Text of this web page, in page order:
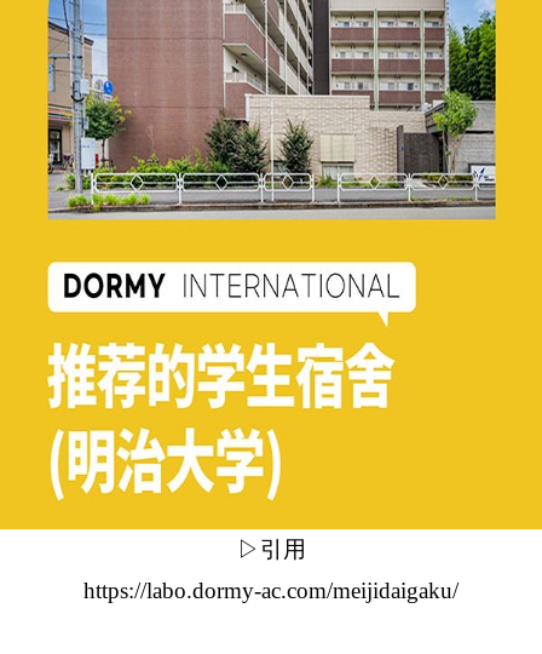
▷引用
https://labo.dormy-ac.com/meijidaigaku/